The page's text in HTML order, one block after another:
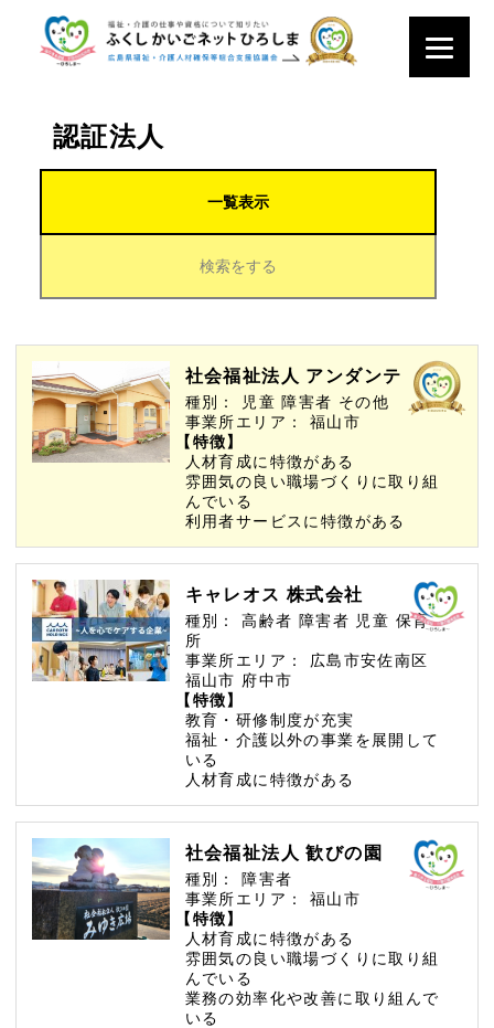
認証法人
一覧表示
検索をする
社会福祉法人 アンダンテ
種別： 児童 障害者 その他
事業所エリア：
福山市
【特徴】
人材育成に特徴がある
雰囲気の良い職場づくりに取り組
んでいる
利用者サービスに特徴がある
キャレオス 株式会社
種別： 高齢者 障害者 児童 保育
所
事業所エリア：
広島市安佐南区
福山市 府中市
【特徴】
教育・研修制度が充実
福祉・介護以外の事業を展開して
いる
人材育成に特徴がある
社会福祉法人 歓びの園
種別：
障害者
事業所エリア：
福山市
【特徴】
人材育成に特徴がある
雰囲気の良い職場づくりに取り組
んでいる
業務の効率化や改善に取り組んで
いる